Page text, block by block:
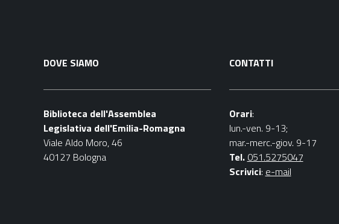
DOVE SIAMO
Biblioteca dell'Assemblea
Legislativa dell'Emilia-Romagna
Viale Aldo Moro, 46
40127 Bologna
CONTATTI
Orari:
lun.-ven. 9-13;
mar.-merc.-giov. 9-17
Tel. 051.5275047
Scrivici: e-mail